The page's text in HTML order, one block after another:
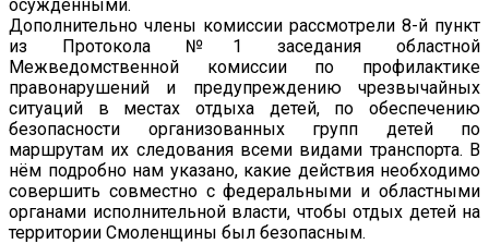
осужденными.
Дополнительно члены комиссии рассмотрели 8-й пункт
из Протокола №1 заседания областной
Межведомственной комиссии по профилактике
правонарушений и предупреждению чрезвычайных
ситуаций в местах отдыха детей, по обеспечению
безопасности организованных групп детей по
маршрутам их следования всеми видами транспорта. В
нём подробно нам указано, какие действия необходимо
совершить совместно с федеральными и областными
органами исполнительной власти, чтобы отдых детей на
территории Смоленщины был безопасным.